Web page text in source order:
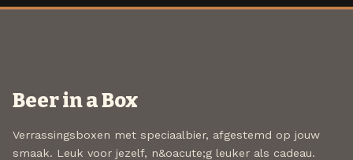
Beer in a Box
Verrassingsboxen met speciaalbier, afgestemd op jouw
smaak. Leuk voor jezelf, n&oacute;g leuker als cadeau.